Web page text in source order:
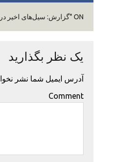
ON "گزارش: سیل‌های اخیر در افغانستان ۱۰ هزار هکتار زمین زراعتی را تحت تاثیر قرار داده است"
یک نظر بگذارید
آدرس ایمیل شما نشر
Comment